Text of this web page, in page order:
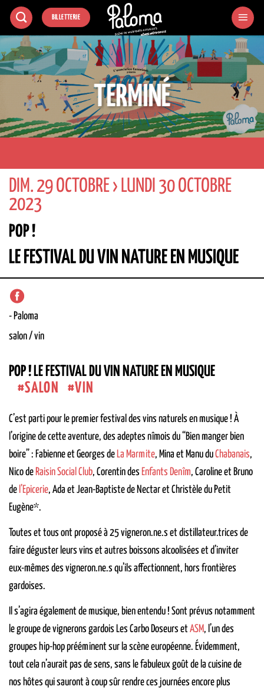
Passer
contenu
BILLETTERIE
TERMINÉ
DIM. 29 OCTOBRE › LUNDI 30 OCTOBRE
2023
POP !
LE FESTIVAL DU VIN NATURE EN MUSIQUE
- Paloma
salon / vin
POP ! LE FESTIVAL DU VIN NATURE EN MUSIQUE
SALON
VIN
C’est parti pour le premier festival des vins naturels en musique ! À
l’origine de cette aventure, des adeptes nîmois du “Bien manger bien
boire” : Fabienne et Georges de La Marmite, Mina et Manu duChabanais,
Nico de Raisin Social Club, Corentin des Enfants Denîm, Caroline et Bruno
de l’Epicerie, Ada et Jean-Baptiste de Nectar et Christèle du Petit
Eugène*.
Toutes et tous ont proposé à 25 vigneron.ne.s et distillateur.trices de
faire déguster leurs vins et autres boissons alcoolisées et d’inviter
eux-mêmes des vigneron.ne.s qu’ils affectionnent, hors frontières
gardoises.
Il s’agira également de musique, bien entendu ! Sont prévus notamment
le groupe de vignerons gardois Les Carbo Doseurs etASM, l’un des
groupes hip-hop prééminent sur la scène européenne. Évidemment,
tout cela n’aurait pas de sens, sans le fabuleux goût de la cuisine de
nos hôtes qui sauront à coup sûr rendre ces journées encore plus